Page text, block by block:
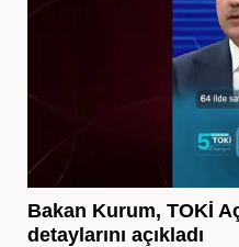
Bakan Kurum, TOKİ
detaylarını açıkladı